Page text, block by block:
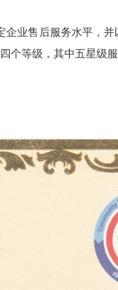
业售后服务水平，并
个等级，其中五星级